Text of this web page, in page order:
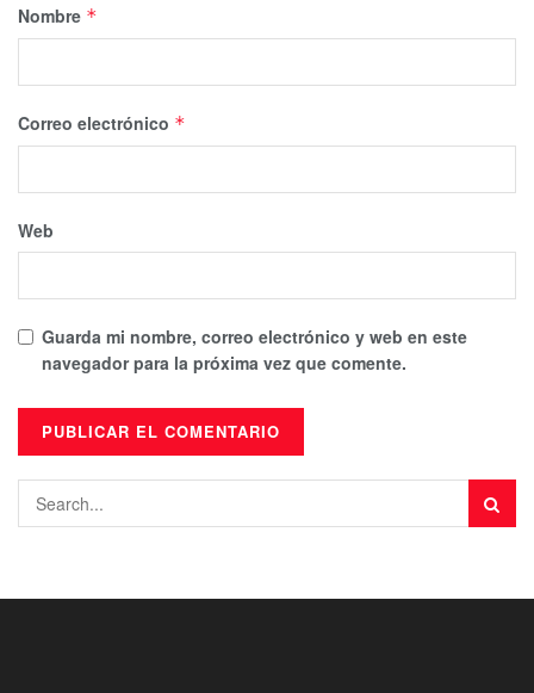
Nombre *
Correo electrónico *
Web
Guarda mi nombre, correo electrónico y web en este
navegador para la próxima vez que comente.